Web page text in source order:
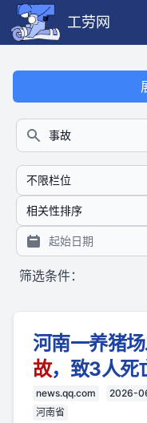
工劳网
搜索
筛选条件：
河南一养猪
故，致3人死
news.qq.com 2026-
河南省